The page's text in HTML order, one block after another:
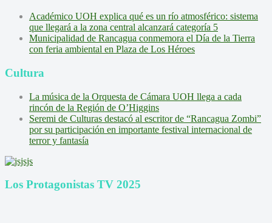
Académico UOH explica qué es un río atmosférico: sistema
que llegará a la zona central alcanzará categoría 5
Municipalidad de Rancagua conmemora el Día de la Tierra
con feria ambiental en Plaza de Los Héroes
Cultura
La música de la Orquesta de Cámara UOH llega a cada
rincón de la Región de O’Higgins
Seremi de Culturas destacó al escritor de “Rancagua Zombi”
por su participación en importante festival internacional de
terror y fantasía
Los Protagonistas TV 2025